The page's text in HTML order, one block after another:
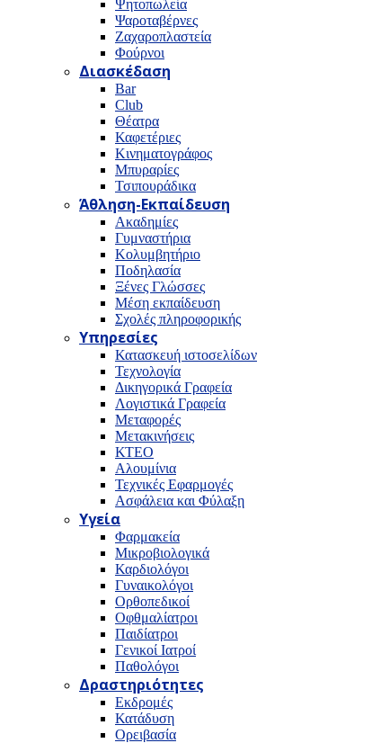
Ψητοπωλεία
Ψαροταβέρνες
Ζαχαροπλαστεία
Φούρνοι
Διασκέδαση
Bar
Club
Θέατρα
Καφετέριες
Κινηματογράφος
Μπυραρίες
Τσιπουράδικα
Άθληση-Εκπαίδευση
Ακαδημίες
Γυμναστήρια
Κολυμβητήριο
Ποδηλασία
Ξένες Γλώσσες
Μέση εκπαίδευση
Σχολές πληροφορικής
Υπηρεσίες
Κατασκευή ιστοσελίδων
Τεχνολογία
Δικηγορικά Γραφεία
Λογιστικά Γραφεία
Μεταφορές
Μετακινήσεις
ΚΤΕΟ
Αλουμίνια
Τεχνικές Εφαρμογές
Ασφάλεια και Φύλαξη
Υγεία
Φαρμακεία
Μικροβιολογικά
Καρδιολόγοι
Γυναικολόγοι
Ορθοπεδικοί
Οφθμαλίατροι
Παιδίατροι
Γενικοί Ιατροί
Παθολόγοι
Δραστηριότητες
Εκδρομές
Κατάδυση
Ορειβασία